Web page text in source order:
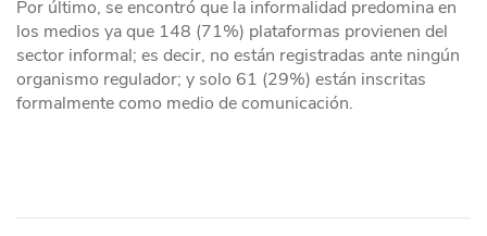
Por último, se encontró que la informalidad predomina en
los medios ya que 148 (71%) plataformas provienen del
sector informal; es decir, no están registradas ante ningún
organismo regulador; y solo 61 (29%) están inscritas
formalmente como medio de comunicación.